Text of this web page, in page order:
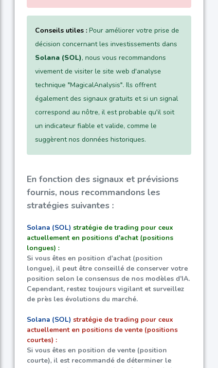
Conseils utiles : Pour améliorer votre prise de
décision concernant les investissements dans
Solana (SOL), nous vous recommandons
vivement de visiter le site web d'analyse
technique "MagicalAnalysis". Ils offrent
également des signaux gratuits et si un signal
correspond au nôtre, il est probable qu'il soit
un indicateur fiable et valide, comme le
suggèrent nos données historiques.
En fonction des signaux et prévisions
fournis, nous recommandons les
stratégies suivantes :
Solana (SOL) stratégie de trading pour ceux
actuellement en positions d'achat (positions
longues) :
Si vous êtes en position d'achat (position
longue), il peut être conseillé de conserver votre
position selon le consensus de nos modèles d'IA.
Cependant, restez toujours vigilant et surveillez
de près les évolutions du marché.
Solana (SOL) stratégie de trading pour ceux
actuellement en positions de vente (positions
courtes) :
Si vous êtes en position de vente (position
courte), il est recommandé de déterminer le